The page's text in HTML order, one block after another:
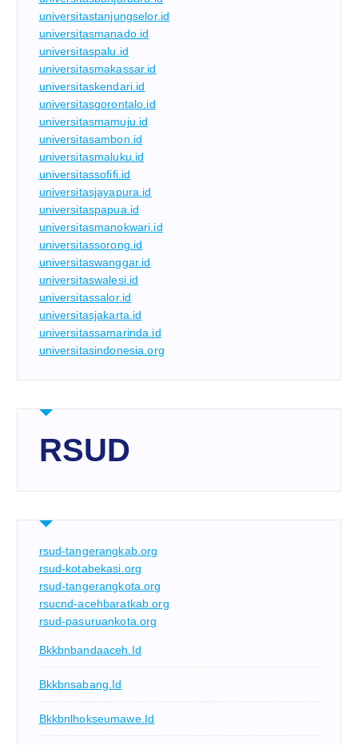
universitastanjungselor.id
universitasmanado.id
universitaspalu.id
universitasmakassar.id
universitaskendari.id
universitasgorontalo.id
universitasmamuju.id
universitasambon.id
universitasmaluku.id
universitassofifi.id
universitasjayapura.id
universitaspapua.id
universitasmanokwari.id
universitassorong.id
universitaswanggar.id
universitaswalesi.id
universitassalor.id
universitasjakarta.id
universitassamarinda.id
universitasindonesia.org
RSUD
rsud-tangerangkab.org
rsud-kotabekasi.org
rsud-tangerangkota.org
rsucnd-acehbaratkab.org
rsud-pasuruankota.org
Bkkbnbandaaceh.id
Bkkbnsabang.id
Bkkbnlhokseumawe.id